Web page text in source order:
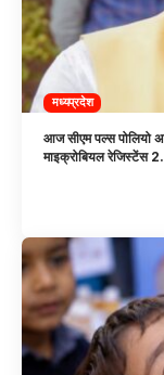
मध्यप्रदेश
आज सीएम पल्स पोलियो
माइक्रोबियल रेजिस्टेंस